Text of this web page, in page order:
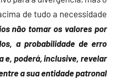
de tudo a necessidade
não tomar os valores por
a probabilidade de erro
e, poderá, inclusive, revelar
a sua entidade patronal